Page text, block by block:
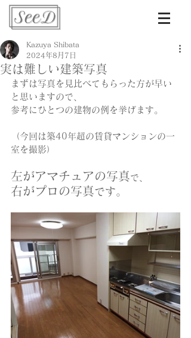
実は難しい建築写真
Kazuya Shibata
2024年8月7日
まずは写真を見比べてもらった方が早い
と思いますので、
参考にひとつの建物の例を挙げます。
（今回は築40年超の賃貸マンションの一
室を撮影）
左がアマチュアの写真で、
右がプロの写真です。